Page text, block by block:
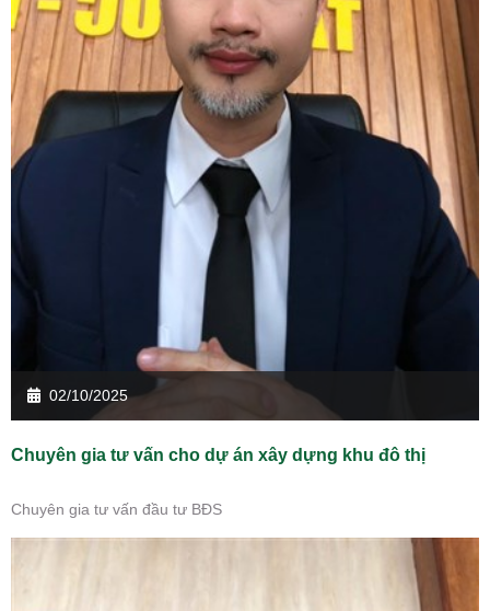
02/10/2025
Chuyên gia tư vấn cho dự án xây dựng khu đô thị
Chuyên gia tư vấn đầu tư BĐS